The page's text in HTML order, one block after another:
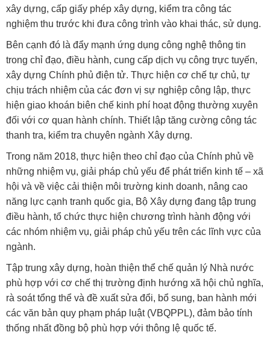
xây dựng, cấp giấy phép xây dựng, kiểm tra công tác
nghiệm thu trước khi đưa công trình vào khai thác, sử dụng.
Bên cạnh đó là đẩy mạnh ứng dụng công nghệ thông tin
trong chỉ đạo, điều hành, cung cấp dịch vụ công trực tuyến,
xây dựng Chính phủ điện tử. Thực hiện cơ chế tự chủ, tự
chịu trách nhiệm của các đơn vị sự nghiệp công lập, thực
hiện giao khoán biên chế kinh phí hoạt động thường xuyên
đối với cơ quan hành chính. Thiết lập tăng cường công tác
thanh tra, kiểm tra chuyên ngành Xây dựng.
Trong năm 2018, thực hiện theo chỉ đạo của Chính phủ về
những nhiệm vụ, giải pháp chủ yếu để phát triển kinh tế – xã
hội và về việc cải thiện môi trường kinh doanh, nâng cao
năng lực cạnh tranh quốc gia, Bộ Xây dựng đang tập trung
điều hành, tổ chức thực hiện chương trình hành động với
các nhóm nhiệm vụ, giải pháp chủ yếu trên các lĩnh vực của
ngành.
Tập trung xây dựng, hoàn thiện thể chế quản lý Nhà nước
phù hợp với cơ chế thị trường định hướng xã hội chủ nghĩa,
rà soát tổng thể và đề xuất sửa đổi, bổ sung, ban hành mới
các văn bản quy phạm pháp luật (VBQPPL), đảm bảo tính
thống nhất đồng bộ phù hợp với thông lệ quốc tế.